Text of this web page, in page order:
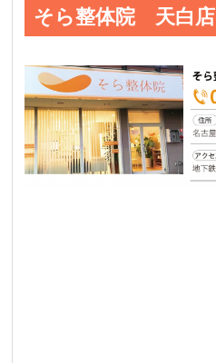
そら整体院 天白店